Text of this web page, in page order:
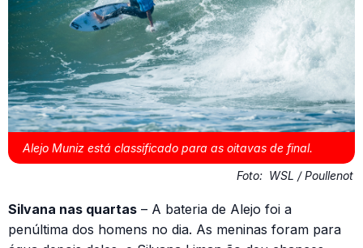
Alejo Muniz está classificado para as oitavas de final.
Foto: WSL / Poullenot
Silvana nas quartas – A bateria de Alejo foi a
penúltima dos homens no dia. As meninas foram para